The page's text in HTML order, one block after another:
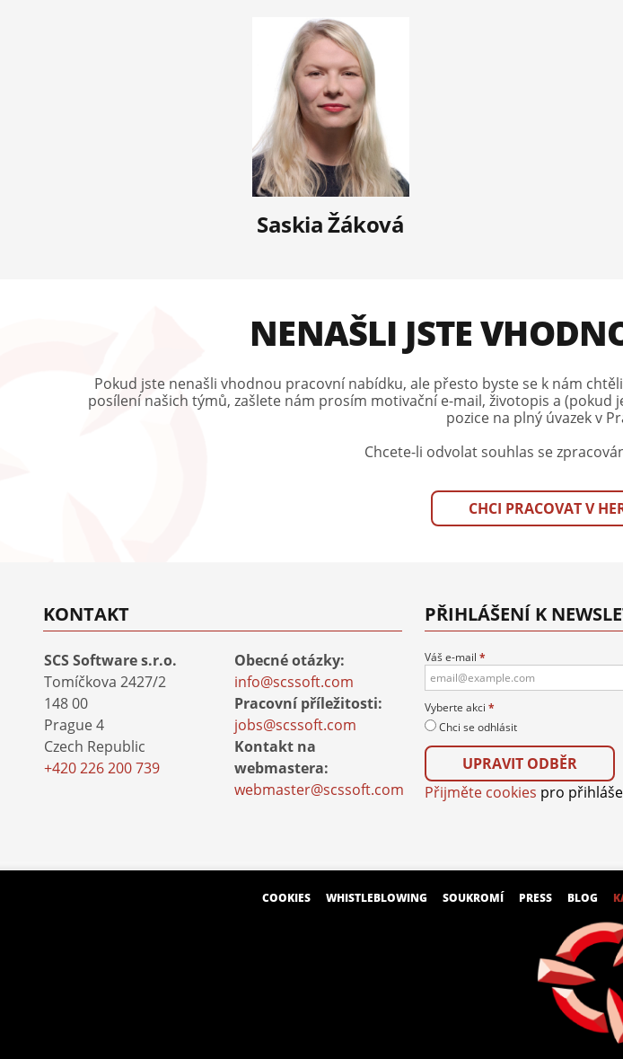
Saskia Žáková
NENAŠLI JSTE
Pokud jste nenašli vhodnou pracovní nabídku, ale přesto byste se k nám
posílení našich týmů, zašlete nám prosím motivační e-mail, životopis a
pozice na plný úvazek v
Chcete-li odvolat souhlas se
CHCI PRACOVAT V
KONTAKT
SCS Software s.r.o.
Tomíčkova 2427/2
148 00
Prague 4
Czech Republic
+420 226 200 739
Obecné otázky:
info@scssoft.com
Pracovní příležitosti:
jobs@scssoft.com
Kontakt na
webmastera:
webmaster@scssoft.com
PŘIHLÁŠENÍ K
Váš e-mail *
Vyberte akci *
Chci se odhlásit
Přijměte cookies pro
BLOG
PRESS
SOUKROMÍ
WHISTLEBLOWING
COOKIES